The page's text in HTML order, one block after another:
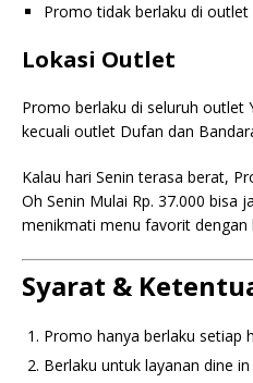
Promo tidak berlaku di
Lokasi Outlet
Promo berlaku di seluruh outlet
kecuali outlet Dufan dan
Kalau hari Senin terasa berat,
Oh Senin Mulai Rp. 37.000 bisa
menikmati menu favorit dengan
Syarat &
Promo hanya berlaku setiap
Berlaku untuk layanan dine